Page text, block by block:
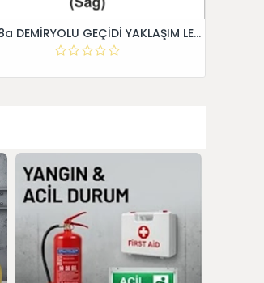
T-28a DEMİRYOLU GEÇİDİ YAKLAŞIM LEVHALARI (Sağ)